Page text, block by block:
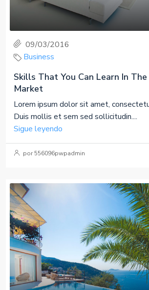
09/03/2016
Business
Skills That You Can Learn In
Market
Lorem ipsum dolor sit amet,
Duis mollis et sem sed sollicitudin....
Sigue leyendo
por 556096pwpadmin